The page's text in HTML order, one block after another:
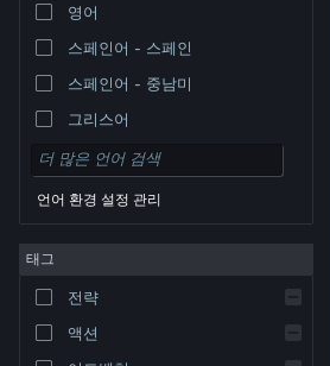
© Valve Corporation. 모든 권리 보유. 모든 상표는 미국
및 기타 국가에서 각각 해당 소유자의 재산입니다.
환불| 쿠키
영어
스페인어 - 스페인
스페인어 - 중남미
그리스어
언어 환경 설정 관리
태그
전략
액션